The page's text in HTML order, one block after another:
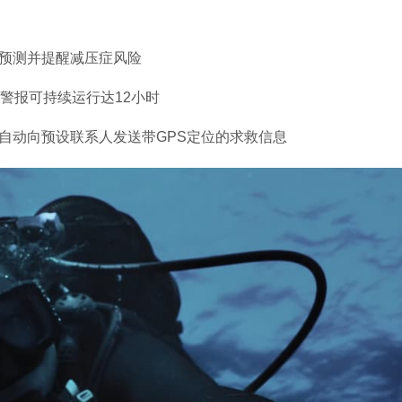
测并提醒减压症风险
报可持续运行达12小时
动向预设联系人发送带GPS定位的求救信息